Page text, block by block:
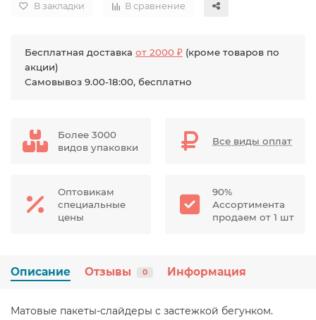
В закладки В сравнение
Бесплатная доставка от 2000 ₽ (кроме товаров по
акции)
Самовывоз 9.00-18:00, бесплатно
Более 3000
видов упаковки
Все виды оплат
Оптовикам
специальные
цены
90%
Ассортимента
продаем от 1 шт
Описание Отзывы 0 Информация
Матовые пакеты-слайдеры с застежкой бегунком.